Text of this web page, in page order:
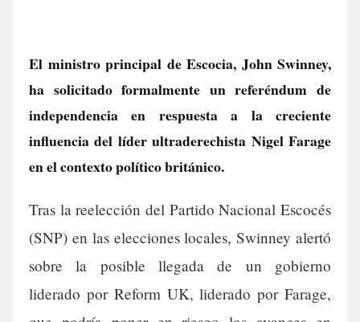
El ministro principal de Escocia, John Swinney,
ha solicitado formalmente un referéndum de
independencia en respuesta a la creciente
influencia del líder ultraderechista Nigel Farage
en el contexto político británico.
Tras la reelección del Partido Nacional Escocés
(SNP) en las elecciones locales, Swinney alertó
sobre la posible llegada de un gobierno
liderado por Reform UK, liderado por Farage,